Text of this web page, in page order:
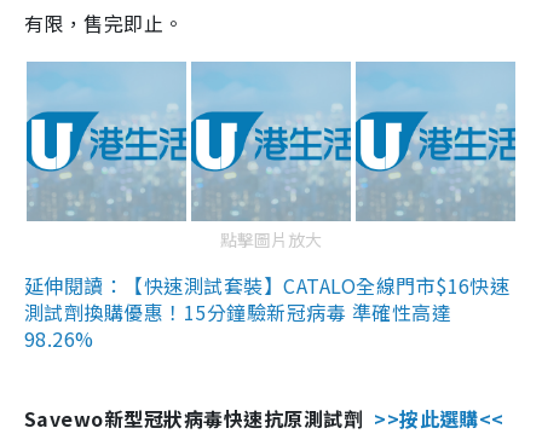
有限，售完即止。
點擊圖片放大
延伸閱讀：【快速測試套裝】CATALO全線門市$16快速
測試劑換購優惠！15分鐘驗新冠病毒 準確性高達
98.26%
Savewo新型冠狀病毒快速抗原測試劑 >>按此選購<<